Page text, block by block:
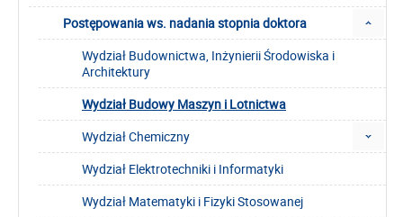
Postępowania ws. nadania stopnia doktora
Wydział Budownictwa, Inżynierii Środowiska i
Architektury
Wydział Budowy Maszyn i Lotnictwa
Wydział Chemiczny
Wydział Elektrotechniki i Informatyki
Wydział Matematyki i Fizyki Stosowanej